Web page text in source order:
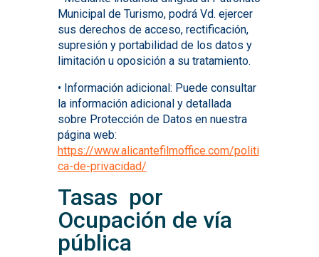
Municipal de Turismo, podrá Vd. ejercer
sus derechos de acceso, rectificación,
supresión y portabilidad de los datos y
limitación u oposición a su tratamiento.
• Información adicional: Puede consultar
la información adicional y detallada
sobre Protección de Datos en nuestra
página web:
https://www.alicantefilmoffice.com/politi
ca-de-privacidad/
Tasas por
Ocupación de vía
pública